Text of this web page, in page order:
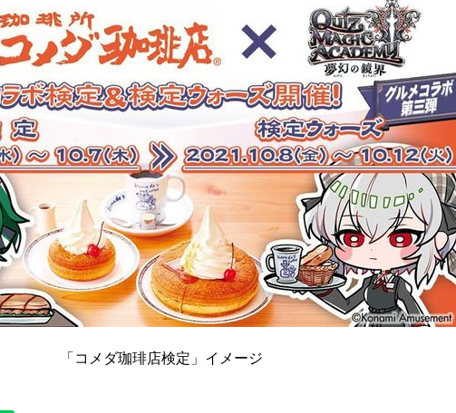
「コメダ珈琲店検定」イメージ